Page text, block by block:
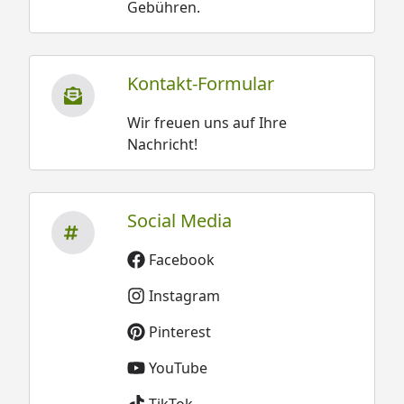
Gebühren.
Kontakt-Formular
Wir freuen uns auf Ihre
Nachricht!
Social Media
Facebook
Instagram
Pinterest
YouTube